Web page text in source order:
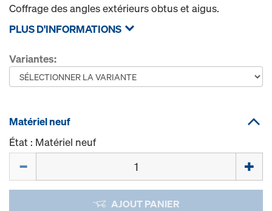
Coffrage des angles extérieurs obtus et aigus.
PLUS D'INFORMATIONS
Variantes:
Matériel neuf
État : Matériel neuf
AJOUT PANIER